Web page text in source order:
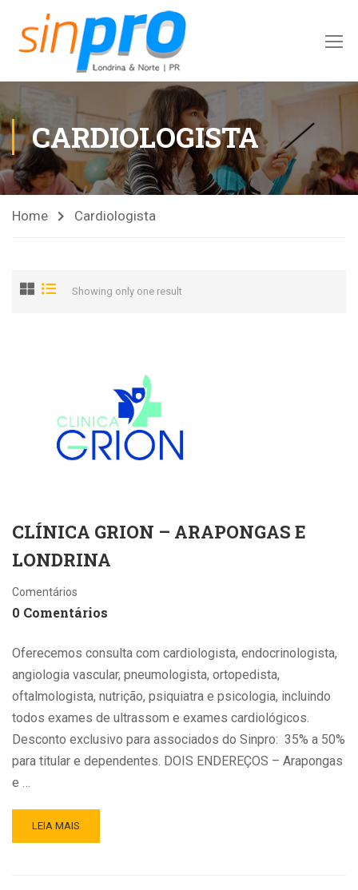
CARDIOLOGISTA
Home Cardiologista
Showing only one result
CLÍNICA GRION – ARAPONGAS E
LONDRINA
Comentários
0 Comentários
Oferecemos consulta com cardiologista, endocrinologista,
angiologia vascular, pneumologista, ortopedista,
oftalmologista, nutrição, psiquiatra e psicologia, incluindo
todos exames de ultrassom e exames cardiológicos.
Desconto exclusivo para associados do Sinpro: 35% a 50%
para titular e dependentes. DOIS ENDEREÇOS – Arapongas
e …
LEIA MAIS